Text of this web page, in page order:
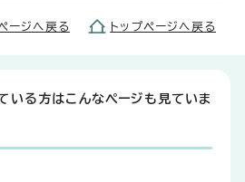
ージへ戻る トップページへ戻る
いる方はこんなページも見ていま